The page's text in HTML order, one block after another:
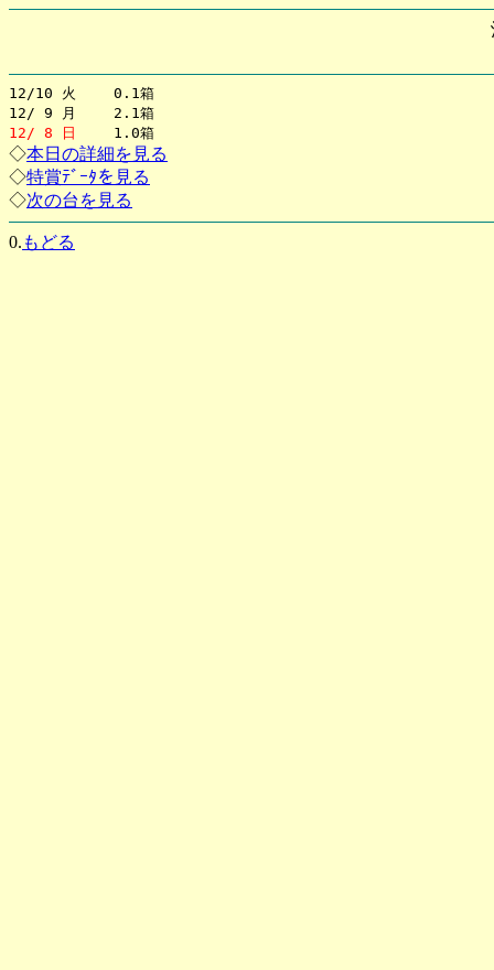
12/10 火 0.1箱
12/ 9 月 2.1箱
12/ 8 日
1.0箱
◇本日の詳細を見る
◇特賞ﾃﾞｰﾀを見る
◇次の台を見る
0. もどる